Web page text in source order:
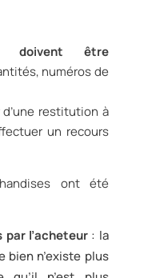
doivent être
numéros de
restitution à
un recours
ont été
l’acheteur: la
bien n’existe plus